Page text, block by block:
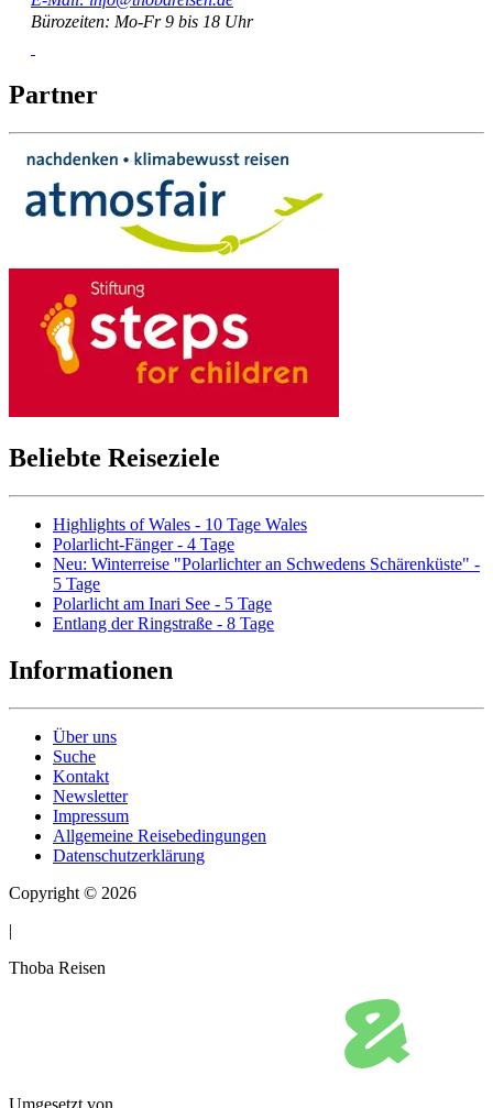
Bürozeiten: Mo-Fr 9 bis 18 Uhr
Partner
Beliebte Reiseziele
Highlights of Wales - 10 Tage Wales
Polarlicht-Fänger - 4 Tage
Neu: Winterreise "Polarlichter an Schwedens Schärenküste" -
5 Tage
Polarlicht am Inari See - 5 Tage
Entlang der Ringstraße - 8 Tage
Informationen
Über uns
Suche
Kontakt
Newsletter
Impressum
Allgemeine Reisebedingungen
Datenschutzerklärung
Copyright © 2026
|
Thoba Reisen
Umgesetzt von